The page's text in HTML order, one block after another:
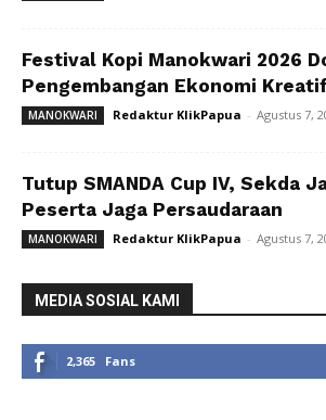
Festival Kopi Manokwari 2026
Pengembangan Ekonomi
MANOKWARI Redaktur KlikPapua - Agustus 7,
Tutup SMANDA Cup IV, Sekda
Peserta Jaga Persaudaraan
MANOKWARI Redaktur KlikPapua - Agustus 7,
MEDIA SOSIAL KAMI
2,365 Fans